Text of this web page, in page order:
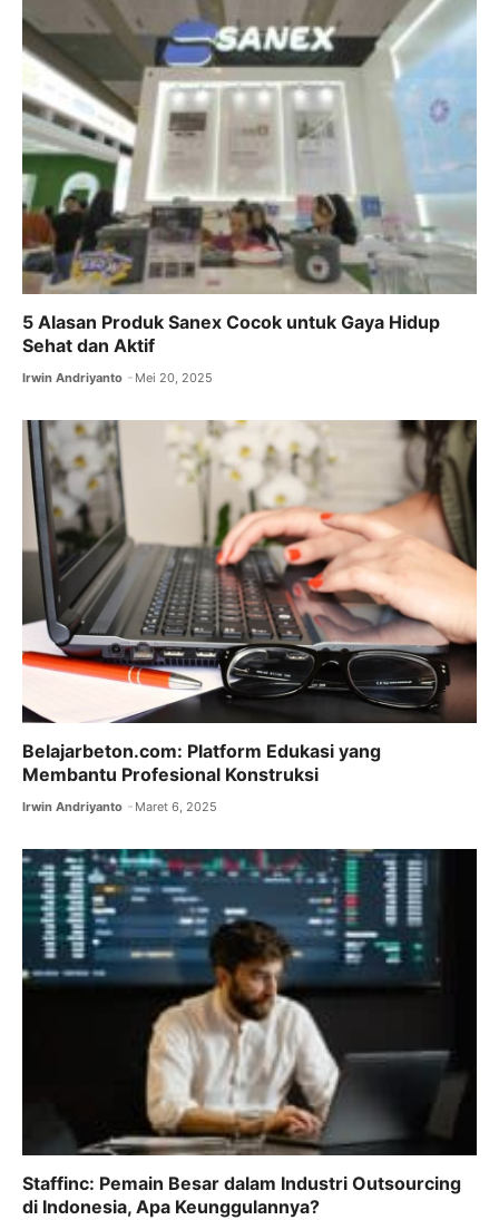
o
k
p
m
n
5 Alasan Produk Sanex Cocok untuk Gaya Hidup
Sehat dan Aktif
Irwin Andriyanto Mei 20, 2025
Belajarbeton.com: Platform Edukasi yang
Membantu Profesional Konstruksi
Irwin Andriyanto Maret 6, 2025
Staffinc: Pemain Besar dalam Industri Outsourcing
di Indonesia, Apa Keunggulannya?